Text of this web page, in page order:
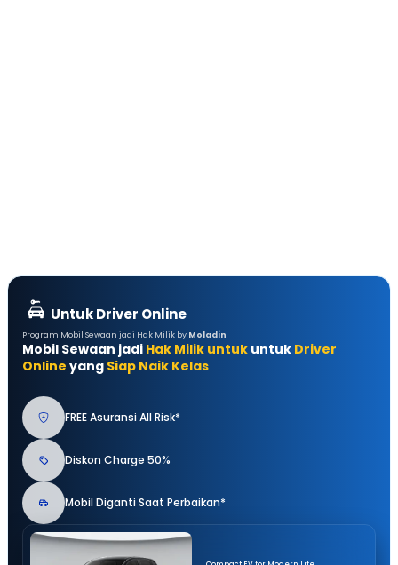
Untuk Driver Online
Program Mobil Sewaan jadi Hak Milik by Moladin
Mobil Sewaan jadi Hak Milik untuk untuk Driver
Online yang Siap Naik Kelas
FREE Asuransi All Risk*
Diskon Charge 50%
Mobil Diganti Saat Perbaikan*